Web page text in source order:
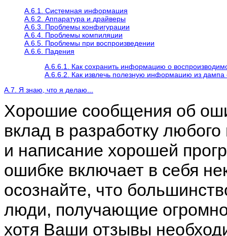
A.6.1. Системная информация
A.6.2. Аппаратура и драйверы
A.6.3. Проблемы конфигурации
A.6.4. Проблемы компиляции
A.6.5. Проблемы при воспроизведении
A.6.6. Падения
A.6.6.1. Как сохранить информацию о
A.6.6.2. Как извлечь полезную информацию из дампа
A.7. Я знаю, что я делаю...
Хорошие сообщения об
вклад в разработку
и написание хорошей
ошибке включает в себя
осознайте, что
люди, получающие
хотя Ваши отзывы